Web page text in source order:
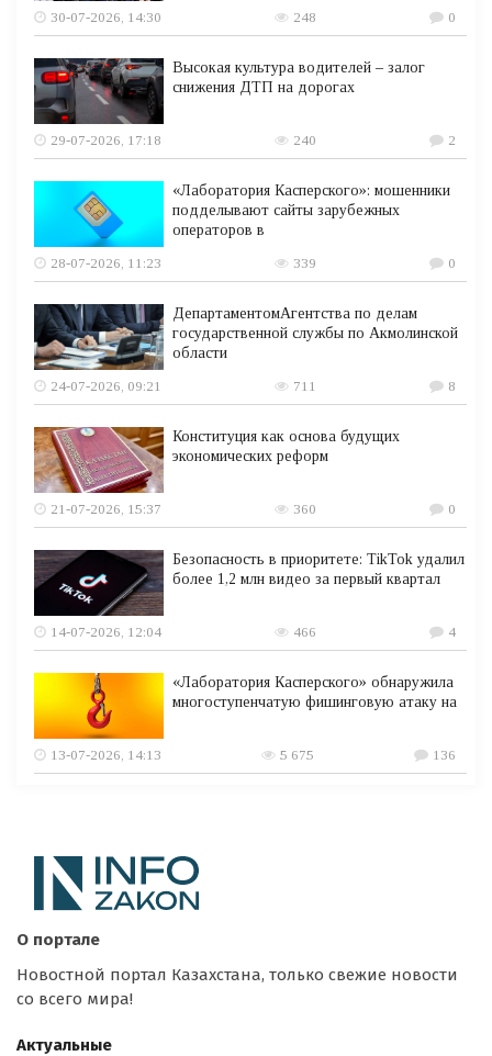
30-07-2026, 14:30 248 0
Высокая культура водителей – залог
снижения ДТП на дорогах
29-07-2026, 17:18 240 2
«Лаборатория Касперского»: мошенники
подделывают сайты зарубежных
операторов в
28-07-2026, 11:23
339 0
ДепартаментомАгентства по делам
государственной службы по Акмолинской
области
24-07-2026, 09:21
711 8
Конституция как основа будущих
экономических реформ
21-07-2026, 15:37 360 0
Безопасность в приоритете: TikTok удалил
более 1,2 млн видео за первый квартал
14-07-2026, 12:04 466 4
«Лаборатория Касперского» обнаружила
многоступенчатую фишинговую атаку на
13-07-2026, 14:13 5 675 136
О портале
Новостной портал Казахстана, только свежие новости
со всего мира!
Актуальные